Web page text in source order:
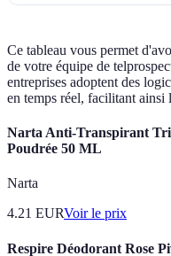
Ce tableau vous permet
de votre équipe de
entreprises adoptent des
en temps réel, facilitant ainsi
Narta Anti-Transpirant
Poudrée 50 ML
Narta
4.21 EURVoir le prix
Respire Déodorant Rose